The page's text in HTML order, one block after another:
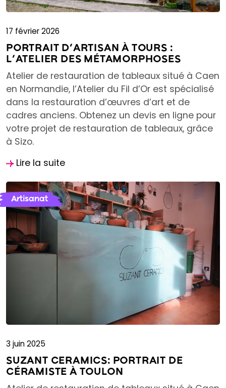
17 février 2026
PORTRAIT D’ARTISAN À TOURS :
L’ATELIER DES MÉTAMORPHOSES
Atelier de restauration de tableaux situé à Caen
en Normandie, l’Atelier du Fil d’Or est spécialisé
dans la restauration d’œuvres d’art et de
cadres anciens. Obtenez un devis en ligne pour
votre projet de restauration de tableaux, grâce
à Sizo.
Lire la suite
Artisanat
3 juin 2025
SUZANT CERAMICS: PORTRAIT DE
CÉRAMISTE À TOULON